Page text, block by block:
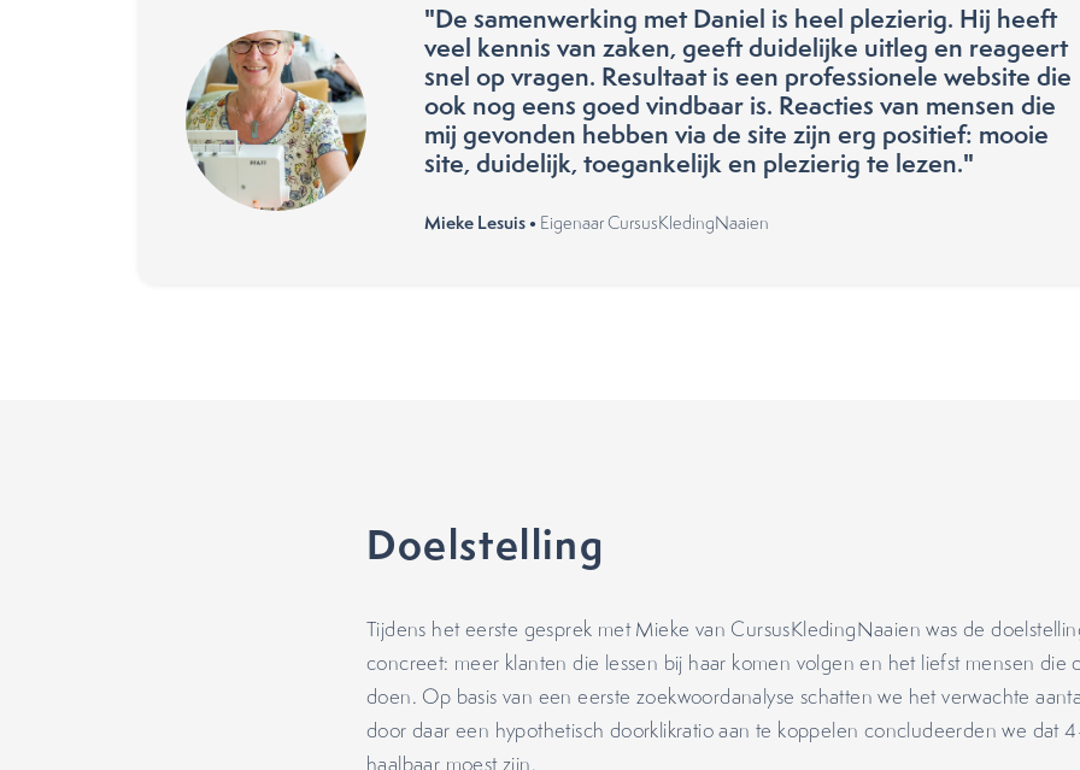
"De samenwerking met Daniel is heel plezierig. Hij heeft
veel kennis van zaken, geeft duidelijke uitleg en reageert
snel op vragen. Resultaat is een professionele website die
ook nog eens goed vindbaar is. Reacties van mensen die
mij gevonden hebben via de site zijn erg positief: mooie
site, duidelijk, toegankelijk en plezierig te lezen."
Mieke Lesuis • Eigenaar CursusKledingNaaien
Doelstelling
Tijdens het eerste gesprek met Mieke van CursusKledingNaaien was de
concreet: meer klanten die lessen bij haar komen volgen en het liefst mensen die
doen. Op basis van een eerste zoekwoordanalyse schatten we het verwachte
door daar een hypothetisch doorklikratio aan te koppelen concludeerden we dat
haalbaar moest zijn.